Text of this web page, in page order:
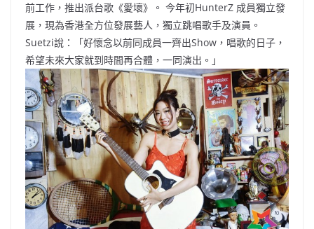
前工作，推出派台歌《愛壞》。 今年初HunterZ 成員獨立發
展，現為香港全方位發展藝人，獨立跳唱歌手及演員。
Suetzi說：「好懷念以前同成員一齊出Show，唱歌的日子，
希望未來大家就到時間再合體，一同演出。」